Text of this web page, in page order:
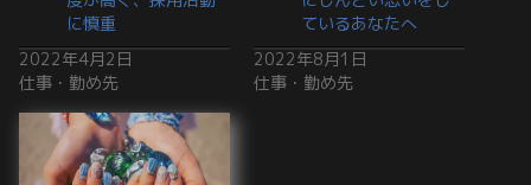
に慎重
2022年4月2日
仕事・勤め先
ているあなたへ
2022年8月1日
仕事・勤め先